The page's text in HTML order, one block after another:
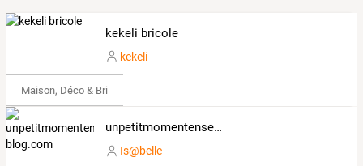
kekeli bricole
kekeli
Maison, Déco & Bricolage
unpetitmomentensemble.over-blog.com
Is@belle